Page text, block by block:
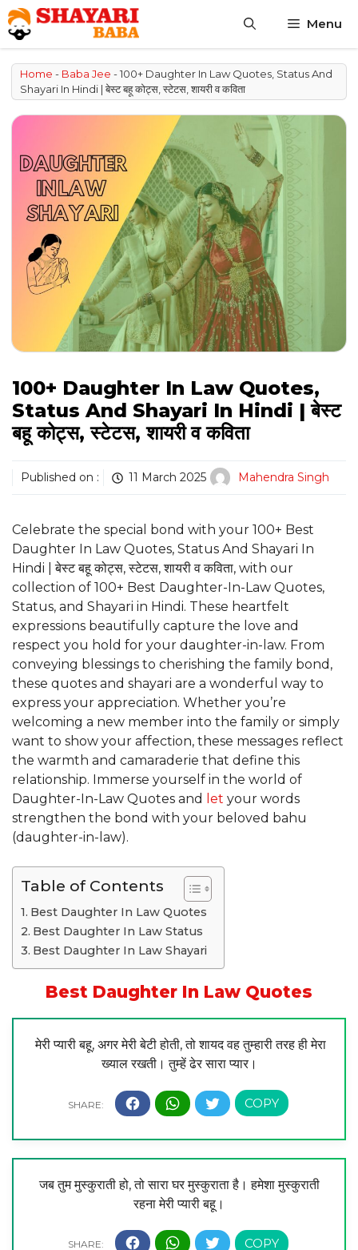
Skip
to
content
Menu
Home - Baba Jee -100+ Daughter In Law Quotes, Status And
Shayari In Hindi | बेस्ट बहू कोट्स, स्टेटस, शायरी व कविता
100+ Daughter In Law Quotes,
Status And Shayari In Hindi | बेस्ट
बहू कोट्स, स्टेटस, शायरी व कविता
Published on : 11 March 2025 Mahendra Singh
Celebrate the special bond with your 100+ Best
Daughter In Law Quotes, Status And Shayari In
Hindi | बेस्ट बहू कोट्स, स्टेटस, शायरी व कविता, with our
collection of 100+ Best Daughter-In-Law Quotes,
Status, and Shayari in Hindi. These heartfelt
expressions beautifully capture the love and
respect you hold for your daughter-in-law. From
conveying blessings to cherishing the family bond,
these quotes and shayari are a wonderful way to
express your appreciation. Whether you’re
welcoming a new member into the family or simply
want to show your affection, these messages reflect
the warmth and camaraderie that define this
relationship. Immerse yourself in the world of
Daughter-In-Law Quotes and
let your words
strengthen the bond with your beloved bahu
(daughter-in-law).
Table of Contents
Best Daughter In Law Quotes
Best Daughter In Law Status
Best Daughter In Law Shayari
Best Daughter In Law Quotes
मेरी प्यारी बहू, अगर मेरी बेटी होती, तो शायद वह तुम्हारी तरह ही मेरा
ख्याल रखती। तुम्हें ढेर सारा प्यार।
जब तुम मुस्कुराती हो, तो सारा घर मुस्कुराता है। हमेशा मुस्कुराती
रहना मेरी प्यारी बहू।